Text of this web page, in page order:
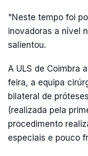
"Neste tempo foi
inovadoras a nível
salientou.
A ULS de Coimbra
feira, a equipa
bilateral de
(realizada pela
procedimento
especiais e pouco